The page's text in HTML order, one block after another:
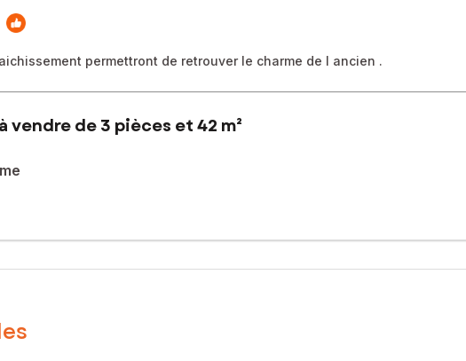
permettront de retrouver le charme de l ancien .
de 3 pièces et 42 m²
ce bien de 42m² ,bénéficie d'un emplacement cœur de ville, offrant un accès
copropriété bénévole à faibles charges, est exposé ouest au calme
sont à prévoir, qui mettrons en valeur les tomettes Marseillaises et les
de 7 lots (les charges courantes annuelles moyennes de